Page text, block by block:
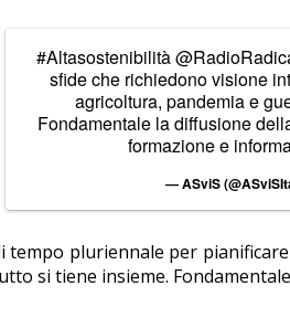
#Altasostenibilità
sfide che richiedono visione
agricoltura, pandemia e
Fondamentale la diffusione
formazione e
— ASviS
pluriennale per
si tiene insieme.